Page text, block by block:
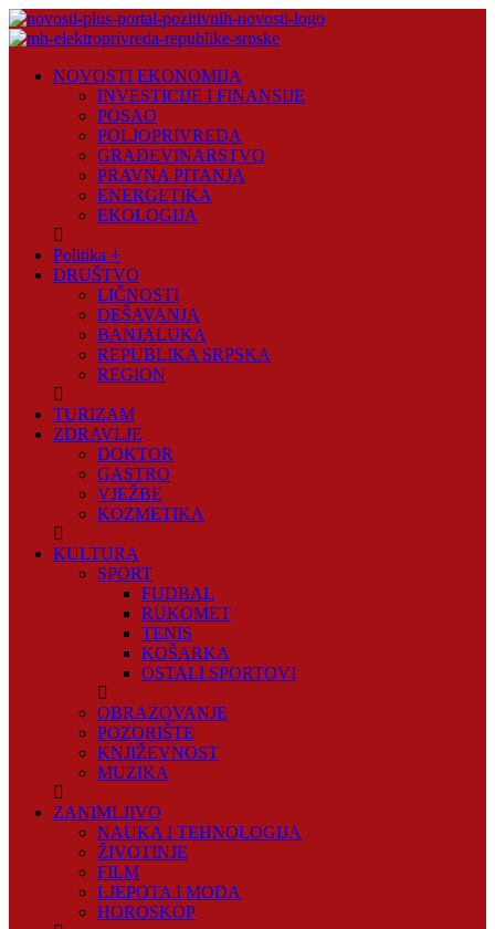
Skip
to
Plus
NOVOSTI EKONOMIJA
INVESTICIJE I FINANSIJE
POSAO
POLJOPRIVREDA
GRAĐEVINARSTVO
PRAVNA PITANJA
ENERGETIKA
EKOLOGIJA
Politika +
DRUŠTVO
LIČNOSTI
DEŠAVANJA
BANJALUKA
REPUBLIKA SRPSKA
REGION
TURIZAM
ZDRAVLJE
DOKTOR
GASTRO
VJEŽBE
KOZMETIKA
KULTURA
SPORT
FUDBAL
RUKOMET
TENIS
KOŠARKA
OSTALI SPORTOVI
OBRAZOVANJE
POZORIŠTE
KNJIŽEVNOST
MUZIKA
ZANIMLJIVO
NAUKA I TEHNOLOGIJA
ŽIVOTINJE
FILM
LJEPOTA I MODA
HOROSKOP